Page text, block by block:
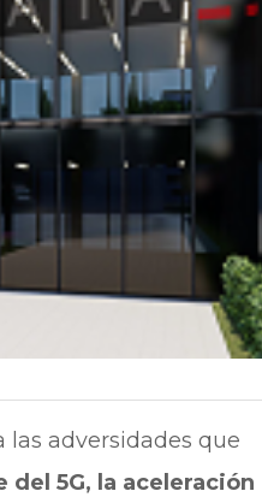
las adversidades que
del 5G, la aceleración
A
Almacenamiento